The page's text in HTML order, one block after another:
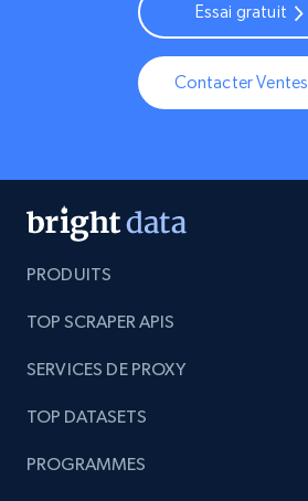
Essai gratuit
Contacter Ventes
PRODUITS
TOP SCRAPER APIS
SERVICES DE PROXY
TOP DATASETS
PROGRAMMES